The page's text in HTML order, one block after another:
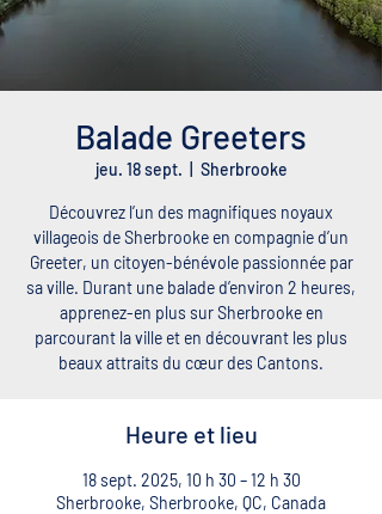
Balade Greeters
jeu. 18 sept. Sherbrooke
Découvrez l’un des magnifiques noyaux
villageois de Sherbrooke en compagnie d’un
Greeter, un citoyen-bénévole passionnée par
sa ville. Durant une balade d’environ 2 heures,
apprenez-en plus sur Sherbrooke en
parcourant la ville et en découvrant les plus
beaux attraits du cœur des Cantons.
Heure et lieu
18 sept. 2025, 10 h 30 – 12 h 30
Sherbrooke, Sherbrooke, QC, Canada